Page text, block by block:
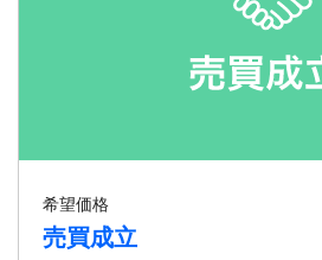
希望価格
売買成立